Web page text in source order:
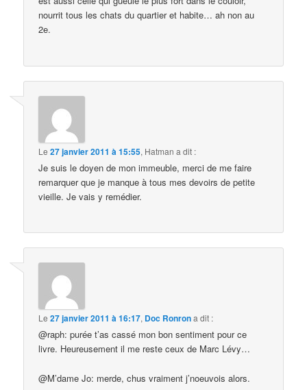
nourrit tous les chats du quartier et habite… ah non au
2e.
Le27 janvier 2011 à 15:55, Hatman a dit :
Je suis le doyen de mon immeuble, merci de me faire
remarquer que je manque à tous mes devoirs de petite
vieille. Je vais y remédier.
Le27 janvier 2011 à 16:17, Doc Ronrona dit :
@raph: purée t’as cassé mon bon sentiment pour ce
livre. Heureusement il me reste ceux de Marc Lévy…
@M’dame Jo: merde, chus vraiment j’noeuvois alors.